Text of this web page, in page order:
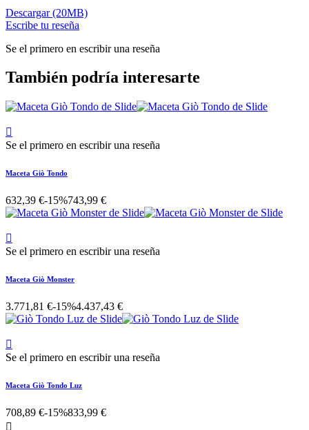
Descargar (20MB)
Escribe tu reseña
Se el primero en escribir una reseña
También podría interesarte

Se el primero en escribir una reseña
Maceta Giò Tondo
632,39 €-15%743,99 €

Se el primero en escribir una reseña
Maceta Giò Monster
3.771,81 €-15%4.437,43 €

Se el primero en escribir una reseña
Maceta Giò Tondo Luz
708,89 €-15%833,99 €
